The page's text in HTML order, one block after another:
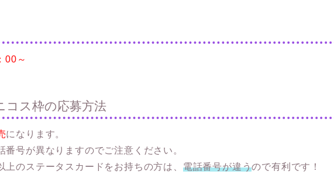
00～
コス枠の応募方法
になります。
番号が異なりますのでご注意ください。
上のステータスカードをお持ちの方は、 電話番号が違うので有利です！